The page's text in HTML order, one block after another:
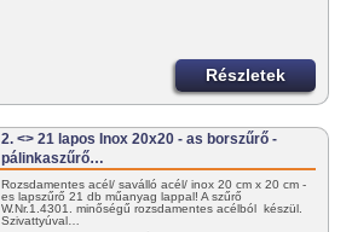
Részletek
2. <> 21 lapos Inox 20x20 - as borszűrő -
pálinkaszűrő…
Rozsdamentes acél/ saválló acél/ inox 20 cm x 20 cm -
es lapszűrő 21 db műanyag lappal! A szűrő
W.Nr.1.4301. minőségű rozsdamentes acélból készül.
Szivattyúval…